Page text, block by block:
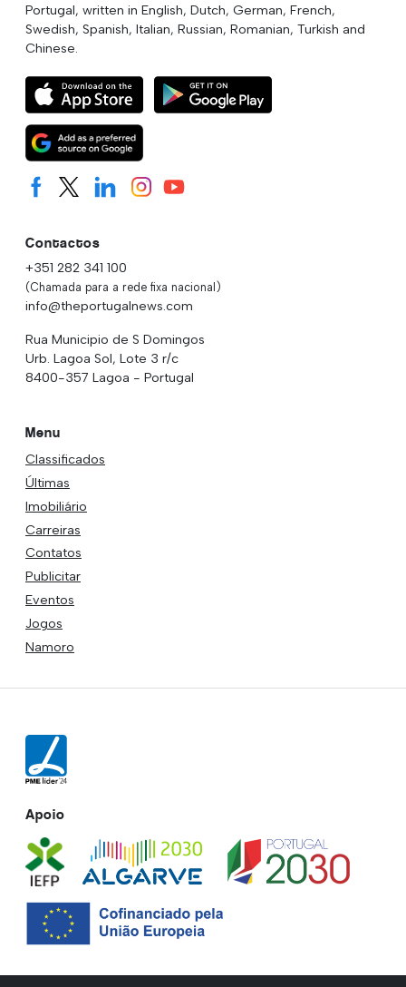
Portugal, written in English, Dutch, German, French,
Swedish, Spanish, Italian, Russian, Romanian, Turkish and
Chinese.
Contactos
+351 282 341 100
(Chamada para a rede fixa nacional)
info@theportugalnews.com
Rua Municipio de S Domingos
Urb. Lagoa Sol, Lote 3 r/c
8400-357 Lagoa - Portugal
Menu
Classificados
Últimas
Imobiliário
Carreiras
Contatos
Publicitar
Eventos
Jogos
Namoro
Apoio